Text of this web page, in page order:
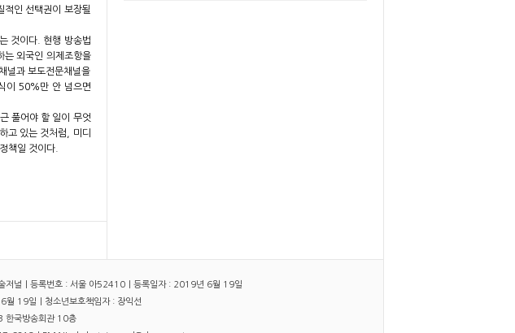
적인 선택권이 보장될
것이다. 현행 방송법
는 외국인 의제조항을
널과 보도전문채널을
이 50%만 안 넘으면
풀어야 할 일이 무엇
고 있는 것처럼, 미디
책일 것이다.
저널｜등록번호 : 서울 아52410｜등록일자 : 2019년 6월 19일
월 19일｜청소년보호책임자 : 장익선
한국방송회관 10층